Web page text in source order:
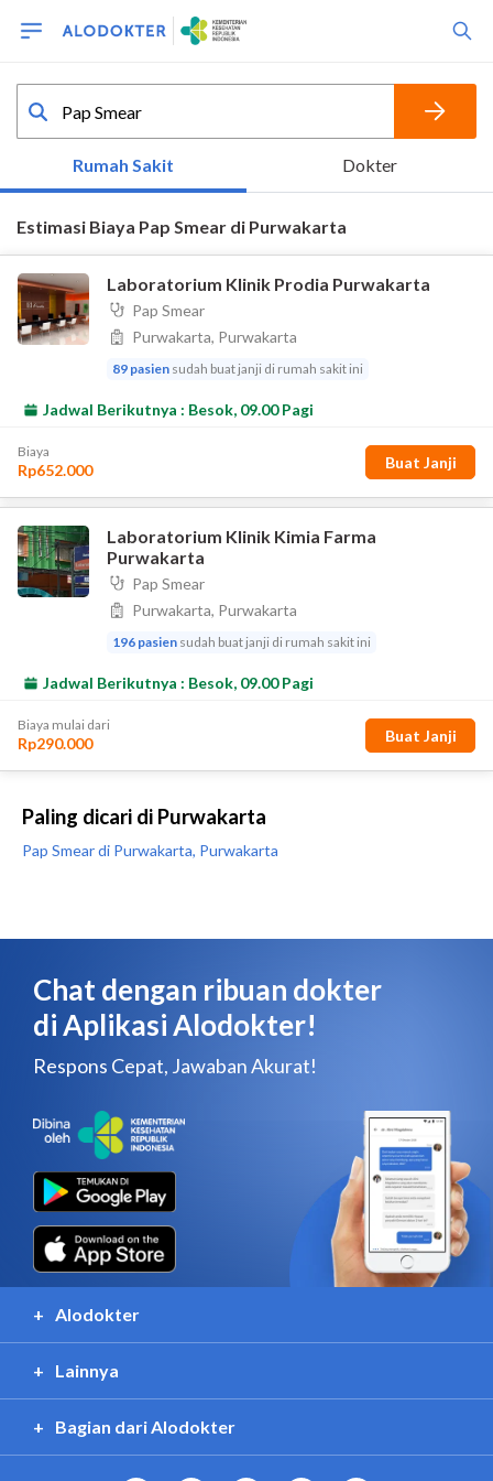
Paling dicari di Purwakarta
Pap Smear di Purwakarta, Purwakarta